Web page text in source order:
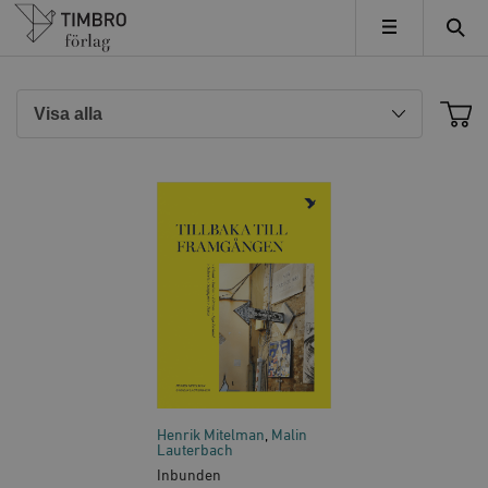
Timbro
MENY
Henrik Mitelman
Malin
Lauterbach
Inbunden